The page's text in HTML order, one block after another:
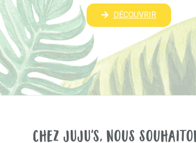
DÉCOUVRIR
Chez JUJU'S, nous